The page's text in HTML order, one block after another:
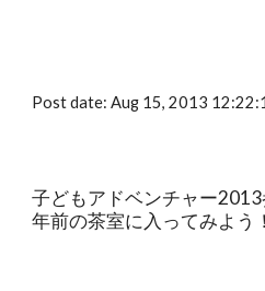
Post date: Aug 15, 2013
子どもアドベンチャー
年前の茶室に入ってみよう